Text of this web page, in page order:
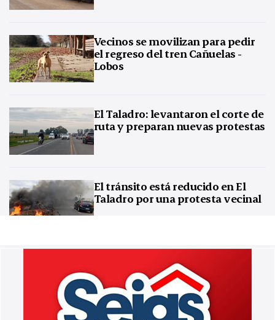
Vecinos se movilizan para pedir
el regreso del tren Cañuelas -
Lobos
El Taladro: levantaron el corte de
ruta y preparan nuevas protestas
El tránsito está reducido en El
Taladro por una protesta vecinal